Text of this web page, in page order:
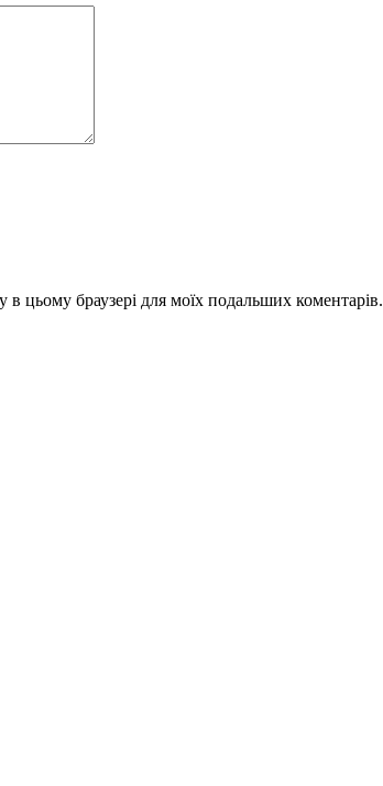
в цьому браузері для моїх подальших коментарів.